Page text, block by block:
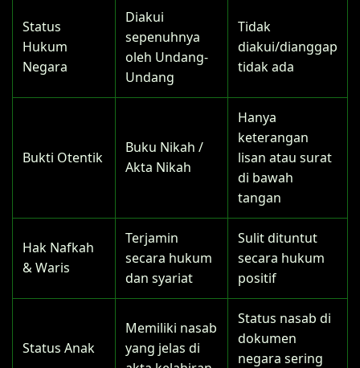
Status
Hukum
Negara
Diakui
sepenuhnya
oleh Undang-
Undang
Tidak
diakui/dianggap
tidak ada
Bukti Otentik
Buku Nikah /
Akta Nikah
Hanya
keterangan
lisan atau surat
di bawah
tangan
Hak Nafkah
& Waris
Terjamin
secara hukum
dan syariat
Sulit dituntut
secara hukum
positif
Status Anak
Memiliki nasab
yang jelas di
Status nasab di
dokumen
negara sering